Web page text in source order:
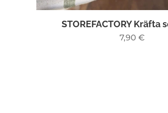
STOREFACTORY Kräfta
7,90 €